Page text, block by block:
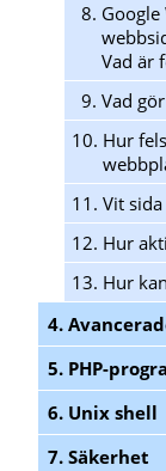
8.
Vad är
9. Vad
10. Hur
11. Vit
12. Hur
13. Hur
4.
5. PHP-
6. Unix shell
7. Säkerhet